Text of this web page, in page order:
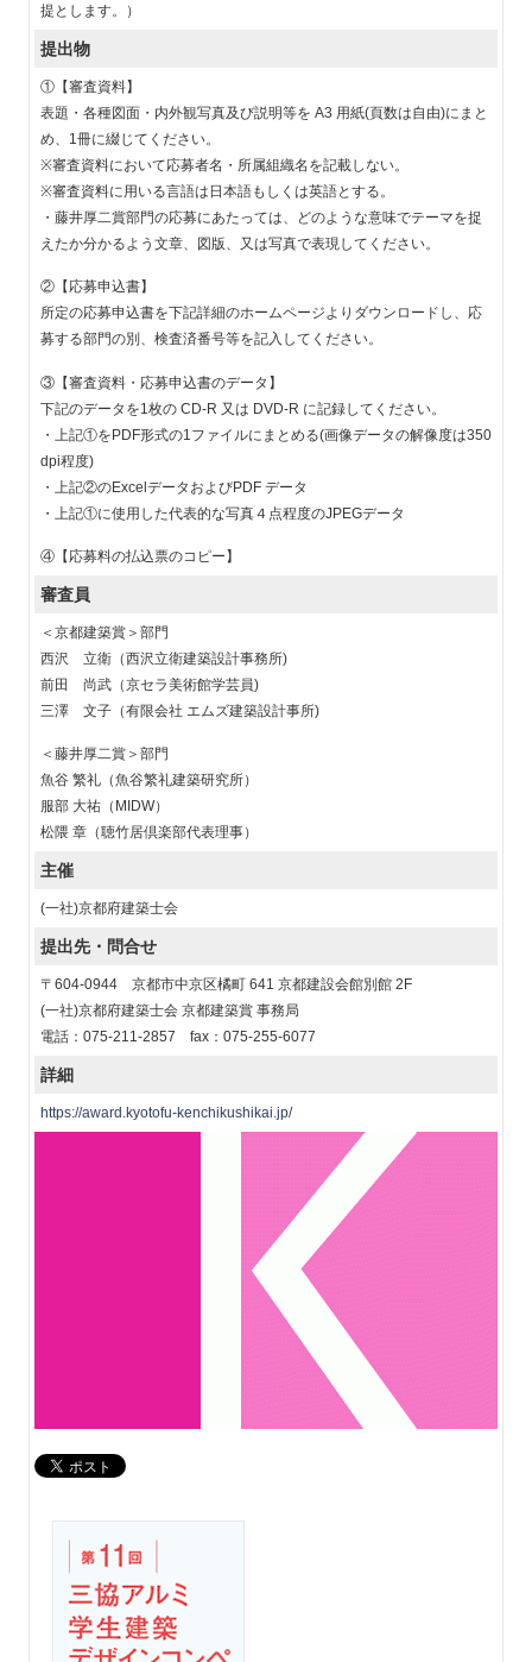
提とします。）
提出物
①【審査資料】
表題・各種図面・内外観写真及び説明等を A3 用紙(頁数は自由)にまと
め、1冊に綴じてください。
※審査資料において応募者名・所属組織名を記載しない。
※審査資料に用いる言語は日本語もしくは英語とする。
・藤井厚二賞部門の応募にあたっては、どのような意味でテーマを捉
えたか分かるよう文章、図版、又は写真で表現してください。
②【応募申込書】
所定の応募申込書を下記詳細のホームページよりダウンロードし、応
募する部門の別、検査済番号等を記入してください。
③【審査資料・応募申込書のデータ】
下記のデータを1枚の CD-R 又は DVD-R に記録してください。
・上記①をPDF形式の1ファイルにまとめる(画像データの解像度は350
dpi程度)
・上記②のExcelデータおよびPDF データ
・上記①に使用した代表的な写真４点程度のJPEGデータ
④【応募料の払込票のコピー】
審査員
＜京都建築賞＞部門
西沢 立衛（西沢立衛建築設計事務所)
前田 尚武（京セラ美術館学芸員)
三澤 文子（有限会社 エムズ建築設計事所)
＜藤井厚二賞＞部門
魚谷 繁礼（魚谷繁礼建築研究所）
服部 大祐（MIDW）
松隈 章（聴竹居倶楽部代表理事）
主催
(一社)京都府建築士会
提出先・問合せ
〒604-0944 京都市中京区橘町 641 京都建設会館別館 2F
(一社)京都府建築士会 京都建築賞 事務局
電話：075-211-2857 fax：075-255-6077
詳細
https://award.kyotofu-kenchikushikai.jp/